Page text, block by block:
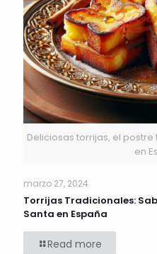
Deliciosas torrijas, el
en
marzo 27, 2024
Torrijas Tradicionales:
Santa en España
Read more